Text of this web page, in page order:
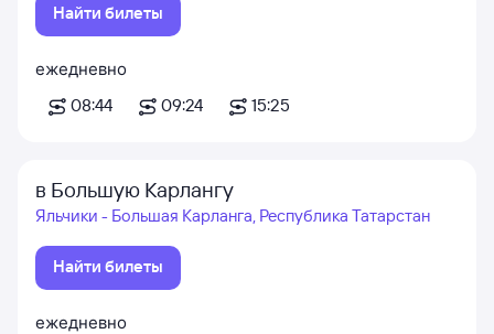
Найти билеты
ежедневно
08:44
09:24 15:25
в Большую Карлангу
Яльчики - Большая Карланга, Республика Татарстан
Найти билеты
ежедневно